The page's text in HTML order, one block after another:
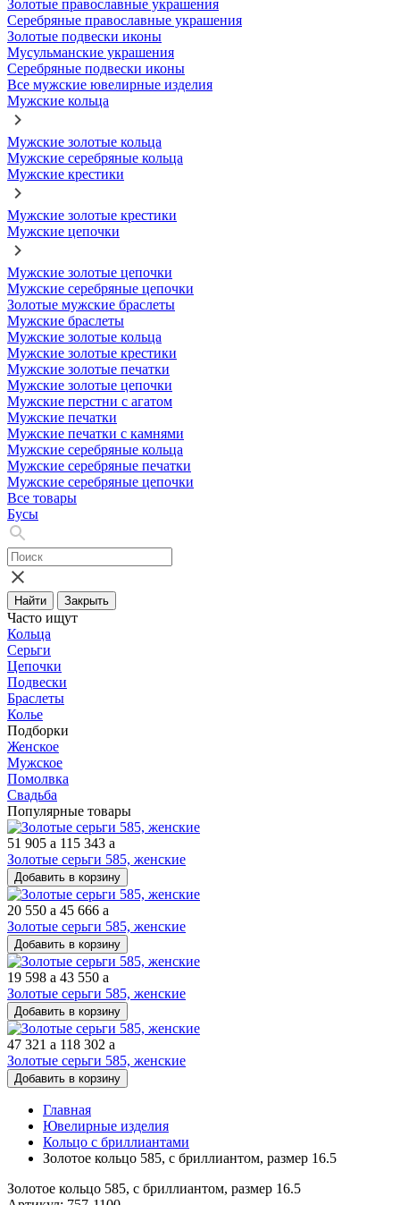
Золотые православные украшения
Серебряные православные украшения
Золотые подвески иконы
Мусульманские украшения
Серебряные подвески иконы
Все мужские ювелирные изделия
Мужские кольца
Мужские золотые кольца
Мужские серебряные кольца
Мужские крестики
Мужские золотые крестики
Мужские цепочки
Мужские золотые цепочки
Мужские серебряные цепочки
Золотые мужские браслеты
Мужские браслеты
Мужские золотые кольца
Мужские золотые крестики
Мужские золотые печатки
Мужские золотые цепочки
Мужские перстни с агатом
Мужские печатки
Мужские печатки с камнями
Мужские серебряные кольца
Мужские серебряные печатки
Мужские серебряные цепочки
Все товары
Бусы
Найти Закрыть
Часто ищут
Кольца
Серьги
Цепочки
Подвески
Браслеты
Колье
Подборки
Женское
Мужское
Помолвка
Свадьба
Популярные товары
51 905 a 115 343 a
Золотые серьги 585, женские
Добавить в корзину
20 550 a 45 666 a
Золотые серьги 585, женские
Добавить в корзину
19 598 a 43 550 a
Золотые серьги 585, женские
Добавить в корзину
47 321 a 118 302 a
Золотые серьги 585, женские
Добавить в корзину
Главная
Ювелирные изделия
Кольцо с бриллиантами
Золотое кольцо 585, с бриллиантом, размер 16.5
Золотое кольцо 585, с бриллиантом, размер 16.5